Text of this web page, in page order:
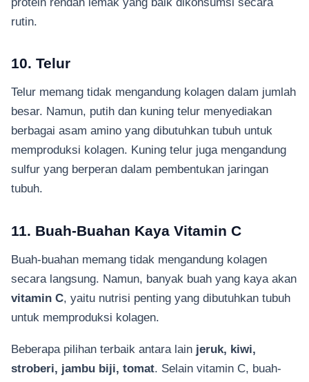
rutin.
10. Telur
Telur memang tidak mengandung kolagen dalam jumlah
besar. Namun, putih dan kuning telur menyediakan
berbagai asam amino yang dibutuhkan tubuh untuk
memproduksi kolagen. Kuning telur juga mengandung
sulfur yang berperan dalam pembentukan jaringan
tubuh.
11. Buah-Buahan Kaya Vitamin C
Buah-buahan memang tidak mengandung kolagen
secara langsung. Namun, banyak buah yang kaya akan
vitamin C , yaitu nutrisi penting yang dibutuhkan tubuh
untuk memproduksi kolagen.
Beberapa pilihan terbaik antara lain jeruk, kiwi,
stroberi, jambu biji, tomat. Selain vitamin C, buah-